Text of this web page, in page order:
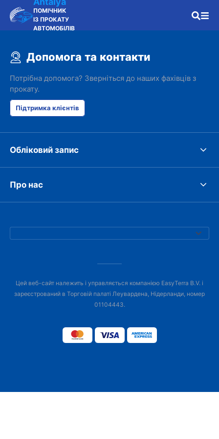
ПОМІЧНИК
ІЗ ПРОКАТУ
АВТОМОБІЛІВ
Допомога та контакти
Потрібна допомога? Зверніться до наших фахівців з
прокату.
Підтримка клієнтів
Обліковий запис
Про нас
Цей веб-сайт належить і управляється компанією EasyTerra B.V. і
зареєстрований в Торговій палаті Леувардена, Нідерланди, номер
01104443.